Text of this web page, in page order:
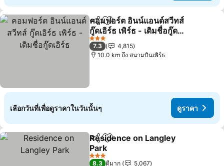
แชร์ เพิ่มในรายการโปรด
คอมฟอร์ต อินน์แอนด์สวีทส์
กู๊ดเอิร์ธ เพิร์ธ - เดิมชื่อกู๊ด
เอิร์ธ
ดูราคา
3 ดาว
7.3
4,815
10.0 km ถึง สนามบินเพิร์ธ
เลือกวันที่เพื่อดูราคาในวันนั้นๆ ดูราคา
แชร์ เพิ่มในรายการโปรด
Residence on Langley
Park
ดูราคา
3 ดาว
8.3 ดีมาก
5,067